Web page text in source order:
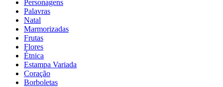
Personagens
Palavras
Natal
Marmorizadas
Frutas
Flores
Étnica
Estampa Variada
Coração
Borboletas